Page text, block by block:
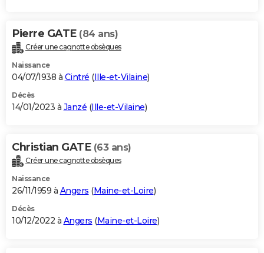
Pierre GATE (84 ans)
Créer une cagnotte obsèques
Naissance
04/07/1938 à Cintré (Ille-et-Vilaine)
Décès
14/01/2023 à Janzé (Ille-et-Vilaine)
Christian GATE (63 ans)
Créer une cagnotte obsèques
Naissance
26/11/1959 à Angers (Maine-et-Loire)
Décès
10/12/2022 à Angers (Maine-et-Loire)